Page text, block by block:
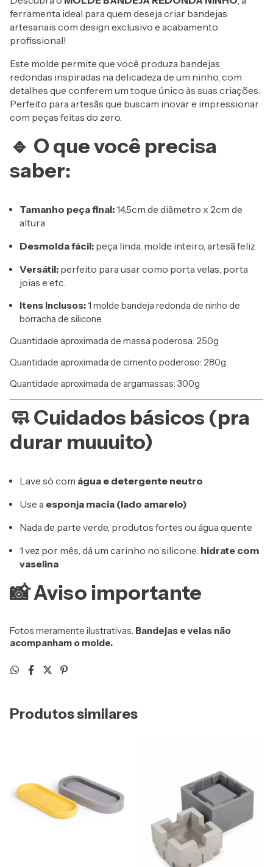
ferramenta ideal para quem deseja criar bandejas
artesanais com design exclusivo e acabamento
profissional!
Este molde permite que você produza bandejas
redondas inspiradas na delicadeza de um ninho, com
detalhes que conferem um toque único às suas criações.
Perfeito para artesãs que buscam inovar e impressionar
com peças feitas do zero.
🔹 O que você precisa
saber:
Tamanho peça final:14,5cm de diâmetro x 2cm de
altura
Desmolda fácil: peça linda, molde inteiro, artesã feliz
Versátil: perfeito para usar como porta velas, porta
joias e etc.
Itens inclusos: 1 molde bandeja redonda de ninho de
borracha de silicone
Quantidade aproximada de massa poderosa: 250g
Quantidade aproximada de cimento poderoso: 280g
Quantidade aproximada de argamassas: 300g
🧼 Cuidados básicos (pra
durar muuuito)
Lave só com água e detergente neutro
Use a esponja macia (lado amarelo)
Nada de parte verde, produtos fortes ou água quente
1 vez por mês, dá um carinho no silicone: hidrate com
vaselina
📸 Aviso importante
Fotos meramente ilustrativas. Bandejas e velas não
acompanham o molde.
Produtos similares